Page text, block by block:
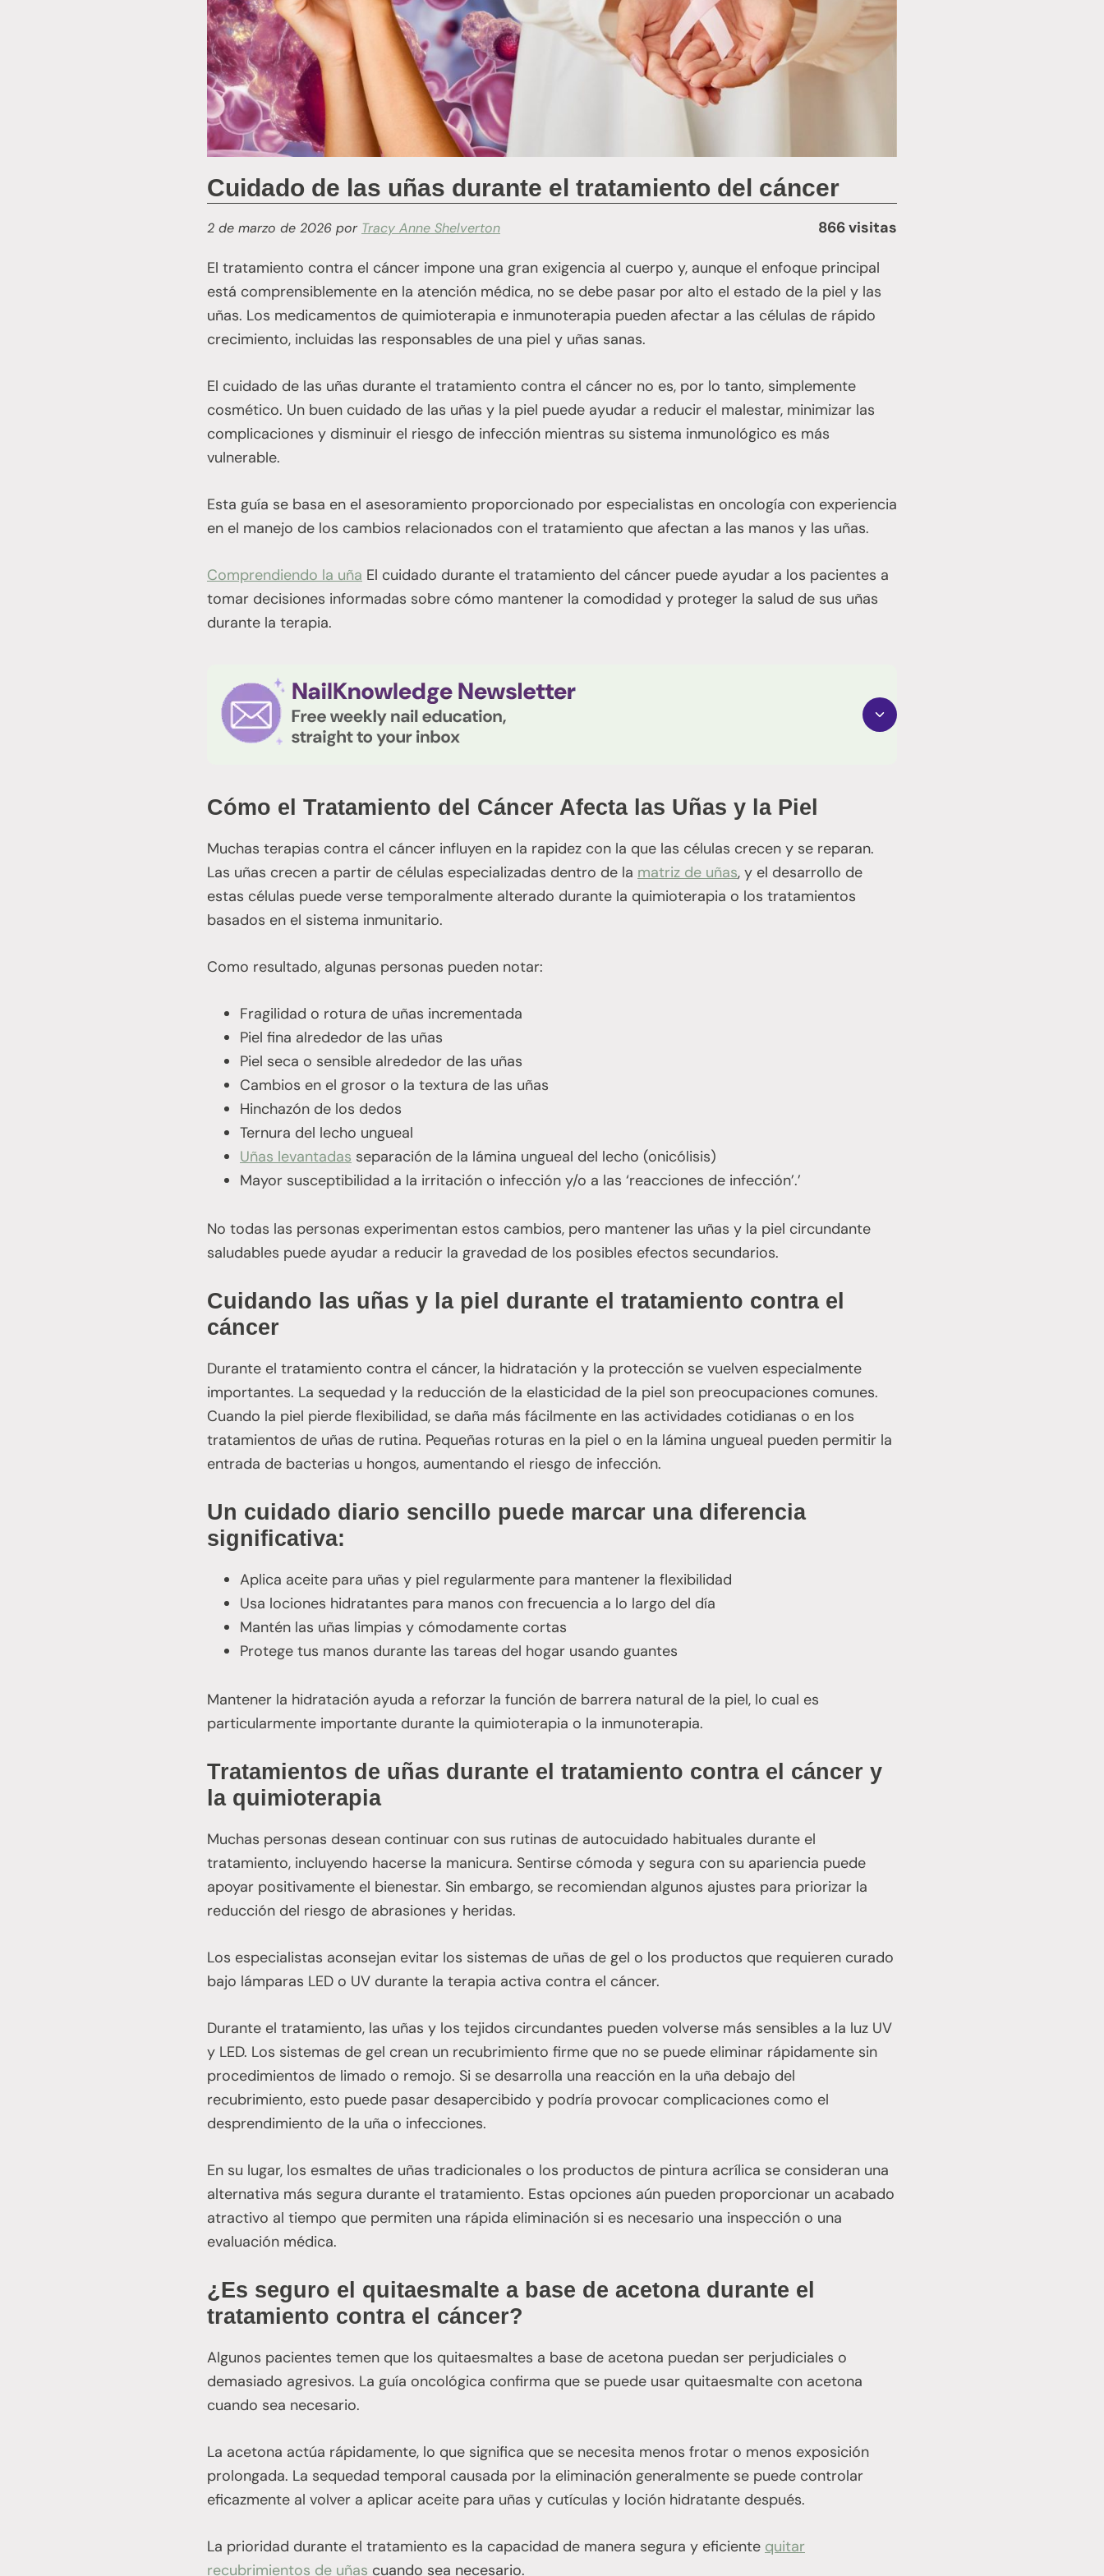
Cuidado de las uñas durante el tratamiento del cáncer
2 de marzo de 2026 por Tracy Anne Shelverton 866 visitas
El tratamiento contra el cáncer impone una gran exigencia al cuerpo y, aunque el enfoque principal
está comprensiblemente en la atención médica, no se debe pasar por alto el estado de la piel y las
uñas. Los medicamentos de quimioterapia e inmunoterapia pueden afectar a las células de rápido
crecimiento, incluidas las responsables de una piel y uñas sanas.
El cuidado de las uñas durante el tratamiento contra el cáncer no es, por lo tanto, simplemente
cosmético. Un buen cuidado de las uñas y la piel puede ayudar a reducir el malestar, minimizar las
complicaciones y disminuir el riesgo de infección mientras su sistema inmunológico es más
vulnerable.
Esta guía se basa en el asesoramiento proporcionado por especialistas en oncología con experiencia
en el manejo de los cambios relacionados con el tratamiento que afectan a las manos y las uñas.
Comprendiendo la uña El cuidado durante el tratamiento del cáncer puede ayudar a los pacientes a
tomar decisiones informadas sobre cómo mantener la comodidad y proteger la salud de sus uñas
durante la terapia.
Cómo el Tratamiento del Cáncer Afecta las Uñas y la Piel
Muchas terapias contra el cáncer influyen en la rapidez con la que las células crecen y se reparan.
Las uñas crecen a partir de células especializadas dentro de la matriz de uñas, y el desarrollo de
estas células puede verse temporalmente alterado durante la quimioterapia o los tratamientos
basados en el sistema inmunitario.
Como resultado, algunas personas pueden notar:
Fragilidad o rotura de uñas incrementada
Piel fina alrededor de las uñas
Piel seca o sensible alrededor de las uñas
Cambios en el grosor o la textura de las uñas
Hinchazón de los dedos
Ternura del lecho ungueal
Uñas levantadas separación de la lámina ungueal del lecho (onicólisis)
Mayor susceptibilidad a la irritación o infección y/o a las ‘reacciones de infección’.’
No todas las personas experimentan estos cambios, pero mantener las uñas y la piel circundante
saludables puede ayudar a reducir la gravedad de los posibles efectos secundarios.
Cuidando las uñas y la piel durante el tratamiento contra el
cáncer
Durante el tratamiento contra el cáncer, la hidratación y la protección se vuelven especialmente
importantes. La sequedad y la reducción de la elasticidad de la piel son preocupaciones comunes.
Cuando la piel pierde flexibilidad, se daña más fácilmente en las actividades cotidianas o en los
tratamientos de uñas de rutina. Pequeñas roturas en la piel o en la lámina ungueal pueden permitir la
entrada de bacterias u hongos, aumentando el riesgo de infección.
Un cuidado diario sencillo puede marcar una diferencia
significativa:
Aplica aceite para uñas y piel regularmente para mantener la flexibilidad
Usa lociones hidratantes para manos con frecuencia a lo largo del día
Mantén las uñas limpias y cómodamente cortas
Protege tus manos durante las tareas del hogar usando guantes
Mantener la hidratación ayuda a reforzar la función de barrera natural de la piel, lo cual es
particularmente importante durante la quimioterapia o la inmunoterapia.
Tratamientos de uñas durante el tratamiento contra el cáncer y
la quimioterapia
Muchas personas desean continuar con sus rutinas de autocuidado habituales durante el
tratamiento, incluyendo hacerse la manicura. Sentirse cómoda y segura con su apariencia puede
apoyar positivamente el bienestar. Sin embargo, se recomiendan algunos ajustes para priorizar la
reducción del riesgo de abrasiones y heridas.
Los especialistas aconsejan evitar los sistemas de uñas de gel o los productos que requieren curado
bajo lámparas LED o UV durante la terapia activa contra el cáncer.
Durante el tratamiento, las uñas y los tejidos circundantes pueden volverse más sensibles a la luz UV
y LED. Los sistemas de gel crean un recubrimiento firme que no se puede eliminar rápidamente sin
procedimientos de limado o remojo. Si se desarrolla una reacción en la uña debajo del
recubrimiento, esto puede pasar desapercibido y podría provocar complicaciones como el
desprendimiento de la uña o infecciones.
En su lugar, los esmaltes de uñas tradicionales o los productos de pintura acrílica se consideran una
alternativa más segura durante el tratamiento. Estas opciones aún pueden proporcionar un acabado
atractivo al tiempo que permiten una rápida eliminación si es necesario una inspección o una
evaluación médica.
¿Es seguro el quitaesmalte a base de acetona durante el
tratamiento contra el cáncer?
Algunos pacientes temen que los quitaesmaltes a base de acetona puedan ser perjudiciales o
demasiado agresivos. La guía oncológica confirma que se puede usar quitaesmalte con acetona
cuando sea necesario.
La acetona actúa rápidamente, lo que significa que se necesita menos frotar o menos exposición
prolongada. La sequedad temporal causada por la eliminación generalmente se puede controlar
eficazmente al volver a aplicar aceite para uñas y cutículas y loción hidratante después.
La prioridad durante el tratamiento es la capacidad de manera segura y eficiente quitar
recubrimientos de uñas cuando sea necesario.